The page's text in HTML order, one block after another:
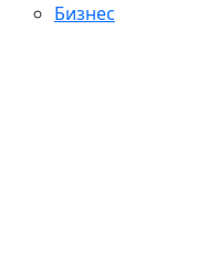
Бизнес